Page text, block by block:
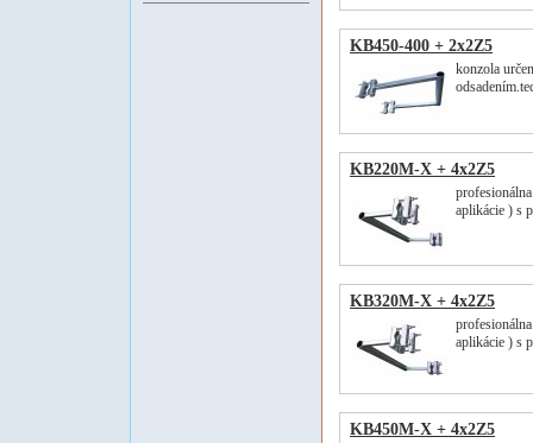
KB450-400 + 2x2Z5
konzola
KB220M-X + 4x2Z5
aplikácie ) s
KB320M-X + 4x2Z5
aplikácie ) s
KB450M-X + 4x2Z5